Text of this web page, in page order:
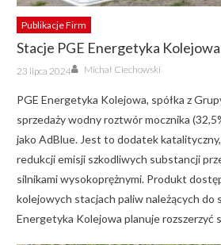
Publikacje Firm
Stacje PGE Energetyka
Posted
on
23 lipca 2024 Author
Michał Ciechowski
PGE Energetyka Kolejowa, spółka z
sprzedaży wodny roztwór mocznika
jako AdBlue. Jest to dodatek
redukcji emisji szkodliwych substancji
silnikami wysokoprężnymi. Produkt
kolejowych stacjach paliw należących do
Energetyka Kolejowa planuje rozszerzyć